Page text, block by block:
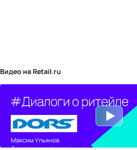
Видео на Retail.ru